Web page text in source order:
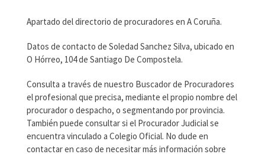
Apartado del directorio de procuradores en A Coruña.
Datos de contacto de Soledad Sanchez Silva, ubicado en
O Hórreo, 104 de Santiago De Compostela.
Consulta a través de nuestro Buscador de Procuradores
el profesional que precisa, mediante el propio nombre del
procurador o despacho, o segmentando por provincia.
También puede consultar si el Procurador Judicial se
encuentra vinculado a Colegio Oficial. No dude en
contactar en caso de necesitar más información sobre